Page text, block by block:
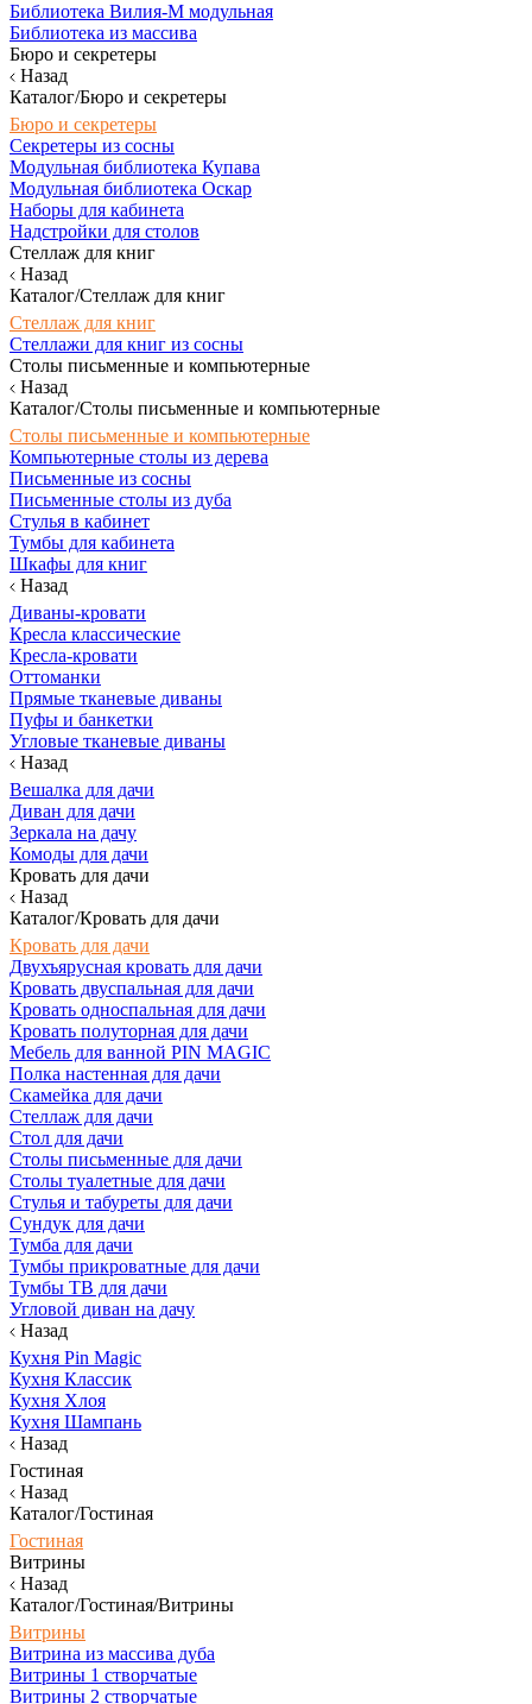
Библиотека Вилия-М модульная
Библиотека из массива
Бюро и секретеры
Назад
Каталог/Бюро и секретеры
Бюро и секретеры
Секретеры из сосны
Модульная библиотека Купава
Модульная библиотека Оскар
Наборы для кабинета
Надстройки для столов
Стеллаж для книг
Назад
Каталог/Стеллаж для книг
Стеллаж для книг
Стеллажи для книг из сосны
Столы письменные и компьютерные
Назад
Каталог/Столы письменные и компьютерные
Столы письменные и компьютерные
Компьютерные столы из дерева
Письменные из сосны
Письменные столы из дуба
Стулья в кабинет
Тумбы для кабинета
Шкафы для книг
Назад
Диваны-кровати
Кресла классические
Кресла-кровати
Оттоманки
Прямые тканевые диваны
Пуфы и банкетки
Угловые тканевые диваны
Назад
Вешалка для дачи
Диван для дачи
Зеркала на дачу
Комоды для дачи
Кровать для дачи
Назад
Каталог/Кровать для дачи
Кровать для дачи
Двухъярусная кровать для дачи
Кровать двуспальная для дачи
Кровать односпальная для дачи
Кровать полуторная для дачи
Мебель для ванной PIN MAGIC
Полка настенная для дачи
Скамейка для дачи
Стеллаж для дачи
Стол для дачи
Столы письменные для дачи
Столы туалетные для дачи
Стулья и табуреты для дачи
Сундук для дачи
Тумба для дачи
Тумбы прикроватные для дачи
Тумбы ТВ для дачи
Угловой диван на дачу
Назад
Кухня Pin Magic
Кухня Классик
Кухня Хлоя
Кухня Шампань
Назад
Гостиная
Назад
Каталог/Гостиная
Гостиная
Витрины
Назад
Каталог/Гостиная/Витрины
Витрины
Витрина из массива дуба
Витрины 1 створчатые
Витрины 2 створчатые